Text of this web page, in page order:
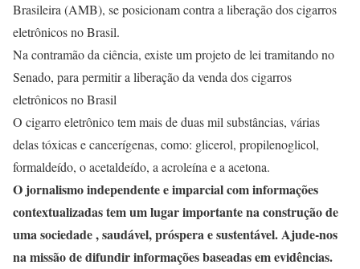
Brasileira (AMB), se posicionam contra a liberação dos cigarros
eletrônicos no Brasil.
Na contramão da ciência, existe um projeto de lei tramitando no
Senado, para permitir a liberação da venda dos cigarros
eletrônicos no Brasil
O cigarro eletrônico tem mais de duas mil substâncias, várias
delas tóxicas e cancerígenas, como: glicerol, propilenoglicol,
formaldeído, o acetaldeído, a acroleína e a acetona.
O jornalismo independente e imparcial com informações
contextualizadas tem um lugar importante na construção de
uma sociedade , saudável, próspera e sustentável. Ajude-nos
na missão de difundir informações baseadas em evidências.